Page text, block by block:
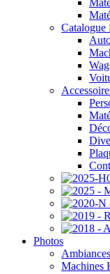
Catalogue
Photos
Ambiances
Machines